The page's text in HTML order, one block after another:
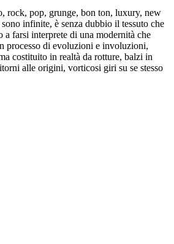
rock, pop, grunge, bon ton, luxury, new
infinite, è senza dubbio il tessuto che
farsi interprete di una modernità che
processo di evoluzioni e involuzioni,
costituito in realtà da rotture, balzi in
alle origini, vorticosi giri su se stesso